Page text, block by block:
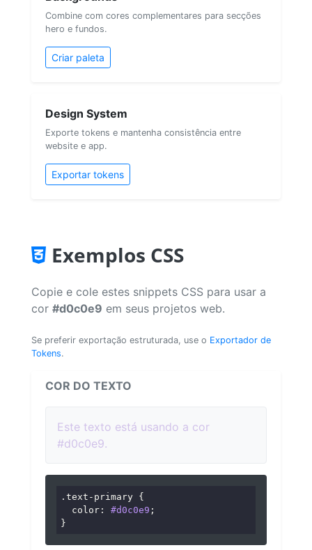
Combine com cores complementares para secções
hero e fundos.
Criar paleta
Design System
Exporte tokens e mantenha consistência entre
website e app.
Exportar tokens
Exemplos CSS
Copie e cole estes snippets CSS para usar a
cor #d0c0e9 em seus projetos web.
Se preferir exportação estruturada, use o Exportador de
Tokens.
COR DO TEXTO
Este texto está usando a cor
#d0c0e9.
.text-primary {
color : #d0c0e9 ;
}